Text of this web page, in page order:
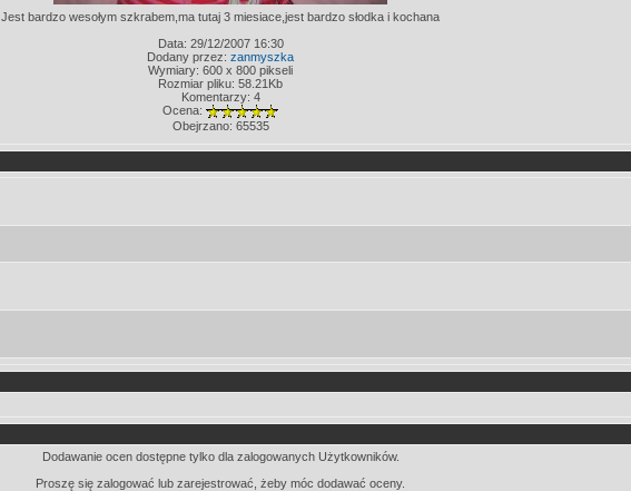
Jest bardzo wesołym szkrabem,ma tutaj 3 miesiace,jest bardzo słodka i kochana
Data: 29/12/2007 16:30
Dodany przez: zanmyszka
Wymiary: 600 x 800 pikseli
Rozmiar pliku: 58.21Kb
Komentarzy: 4
Ocena:
Obejrzano: 65535
Dodawanie ocen dostępne tylko dla zalogowanych Użytkowników.
Proszę się zalogować lub zarejestrować, żeby móc dodawać oceny.